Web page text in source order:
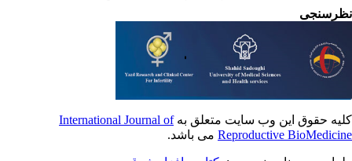
حقوق این وب سایت متعلق بهInternational Journal of
Reproductiveمی باشد.